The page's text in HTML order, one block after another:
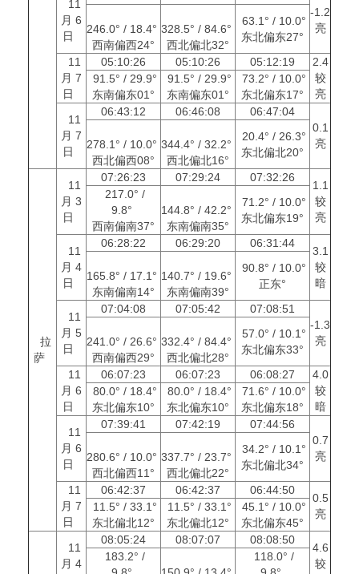
11
月 6
日
-1.2
亮
246.0° / 18.4°
西南偏西24°
328.5° / 84.6°
西北偏北32°
63.1° / 10.0°
东北偏东27°
11
月 7
日
05:10:26 05:10:26 05:12:19
2.4
较
亮
91.5° / 29.9°
东南偏东01°
91.5° / 29.9°
东南偏东01°
73.2° / 10.0°
东北偏东17°
11
月 7
日
06:43:12 06:46:08
06:47:04
0.1
亮
278.1° / 10.0°
西北偏西08°
344.4° / 32.2°
西北偏北16°
20.4° / 26.3°
东北偏北20°
拉
萨
11
月 3
日
07:26:23 07:29:24 07:32:26
1.1
较
亮
217.0° /
9.8°
西南偏南37°
144.8° / 42.2°
东南偏南35°
71.2° / 10.0°
东北偏东19°
11
月 4
日
06:28:22 06:29:20 06:31:44
3.1
较
暗
165.8° / 17.1°
东南偏南14°
140.7° / 19.6°
东南偏南39°
90.8° / 10.0°
正东°
11
月 5
日
07:04:08 07:05:42
07:08:51
-1.3
亮
241.0° / 26.6°
西南偏西29°
332.4° / 84.4°
西北偏北28°
57.0° / 10.1°
东北偏东33°
11
月 6
日
06:07:23 06:07:23 06:08:27
4.0
较
暗
80.0° / 18.4°
东北偏东10°
80.0° / 18.4°
东北偏东10°
71.6° / 10.0°
东北偏东18°
11
月 6
日
07:39:41 07:42:19
07:44:56
0.7
亮
280.6° / 10.0°
西北偏西11°
337.7° / 23.7°
西北偏北22°
34.2° / 10.1°
东北偏北34°
11
月 7
日
06:42:37 06:42:37 06:44:50
0.5
亮
11.5° / 33.1°
东北偏北12°
11.5° / 33.1°
东北偏北12°
45.1° / 10.0°
东北偏东45°
11
月 4
08:05:24 08:07:07 08:08:50
4.6
较
183.2° /
118.0° /